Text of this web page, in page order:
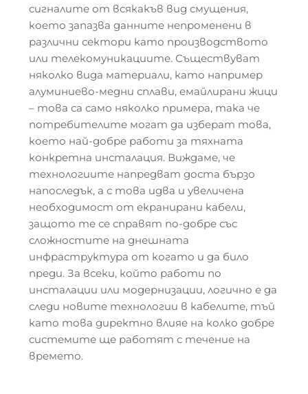
сигналите от всякакъв вид смущения,
което запазва данните непроменени в
различни сектори като производството
или телекомуникациите. Съществуват
няколко вида материали, като например
алуминиево-медни сплави, емайлирани жици
– това са само няколко примера, така че
потребителите могат да изберат това,
което най-добре работи за тяхната
конкретна инсталация. Виждаме, че
технологиите напредват доста бързо
напоследък, а с това идва и увеличена
необходимост от екранирани кабели,
защото те се справят по-добре със
сложностите на днешната
инфраструктура от когато и да било
преди. За всеки, който работи по
инсталации или модернизации, логично е да
следи новите технологии в кабелите, тъй
като това директно влияе на колко добре
системите ще работят с течение на
времето.